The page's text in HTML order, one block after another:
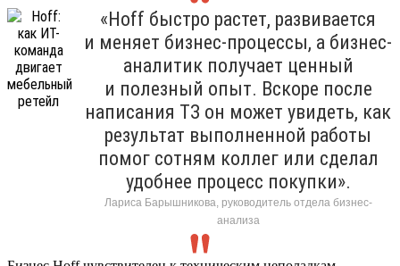
«Hoff быстро растет, развивается
и меняет бизнес-процессы, а бизнес-
аналитик получает ценный
и полезный опыт. Вскоре после
написания ТЗ он может увидеть, как
результат выполненной работы
помог сотням коллег или сделал
удобнее процесс покупки».
Лариса Барышникова, руководитель отдела бизнес-
анализа